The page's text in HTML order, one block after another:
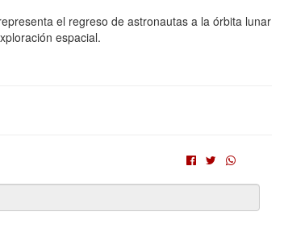
el regreso de astronautas a la órbita lunar
espacial.